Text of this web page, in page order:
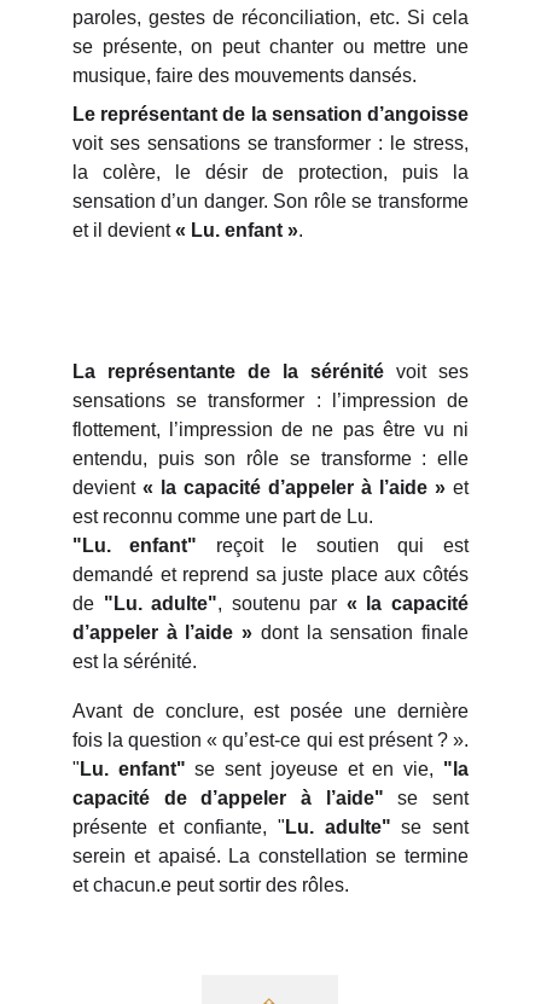
paroles, gestes de réconciliation, etc. Si cela
se présente, on peut chanter ou mettre une
musique, faire des mouvements dansés.
Le représentant de la sensation d’angoisse
voit ses sensations se transformer : le stress,
la colère, le désir de protection, puis la
sensation d’un danger. Son rôle se transforme
et il devient« Lu. enfant ».
La représentante de la sérénitévoit ses
sensations se transformer : l’impression de
flottement, l’impression de ne pas être vu ni
entendu, puis son rôle se transforme : elle
devient « la capacité d’appeler à l’aide »et
est reconnu comme une part de Lu.
"Lu. enfant" reçoit le soutien qui est
demandé et reprend sa juste place aux côtés
de "Lu. adulte", soutenu par « la capacité
d’appeler à l’aide » dont la sensation finale
est la sérénité.
Avant de conclure, est posée une dernière
fois la question « qu’est-ce qui est présent ? ».
" Lu. enfant" se sent joyeuse et en vie, "la
capacité de d’appeler à l’aide" se sent
présente et confiante, " Lu. adulte" se sent
serein et apaisé. La constellation se termine
et chacun.e peut sortir des rôles.